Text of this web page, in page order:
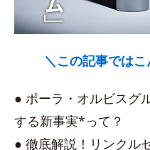
＼この記事では
● ポーラ・オルビスグ
する新事実*って？
● 徹底解説！リンクル